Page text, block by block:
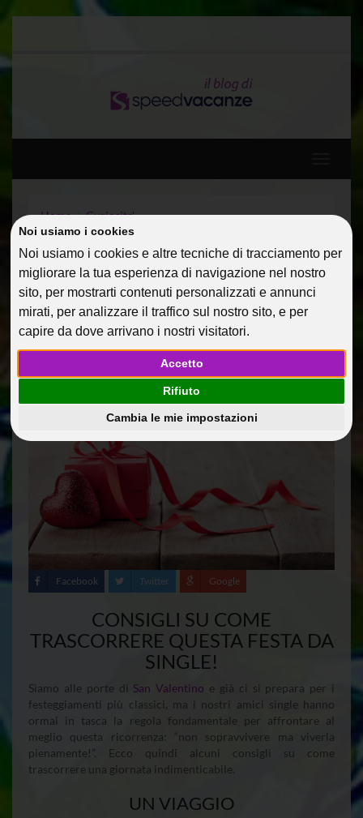
Noi usiamo i cookies
Noi usiamo i cookies e altre tecniche di tracciamento per
migliorare la tua esperienza di navigazione nel nostro
sito, per mostrarti contenuti personalizzati e annunci
mirati, per analizzare il traffico sul nostro sito, e per
capire da dove arrivano i nostri visitatori.
Accetto
Rifiuto
Cambia le mie impostazioni
Home
Curiosita'
Consigli per un San Valentino alternativo
CONSIGLI PER UN SAN
VALENTINO ALTERNATIVO
13 Feb 2014 Curiosita' PialauraM
Facebook Twitter Google
CONSIGLI SU COME
TRASCORRERE QUESTA FESTA DA
SINGLE!
Siamo alle porte di San Valentino e già ci si prepara per i
festeggiamenti più classici, ma i nostri amici single hanno
ormai in tasca la regola fondamentale per affrontare al
meglio questa ricorrenza: “non sopravvivere ma viverla
pienamente!”. Ecco quindi alcuni consigli su come
trascorrere una giornata indimenticabile.
UN VIAGGIO